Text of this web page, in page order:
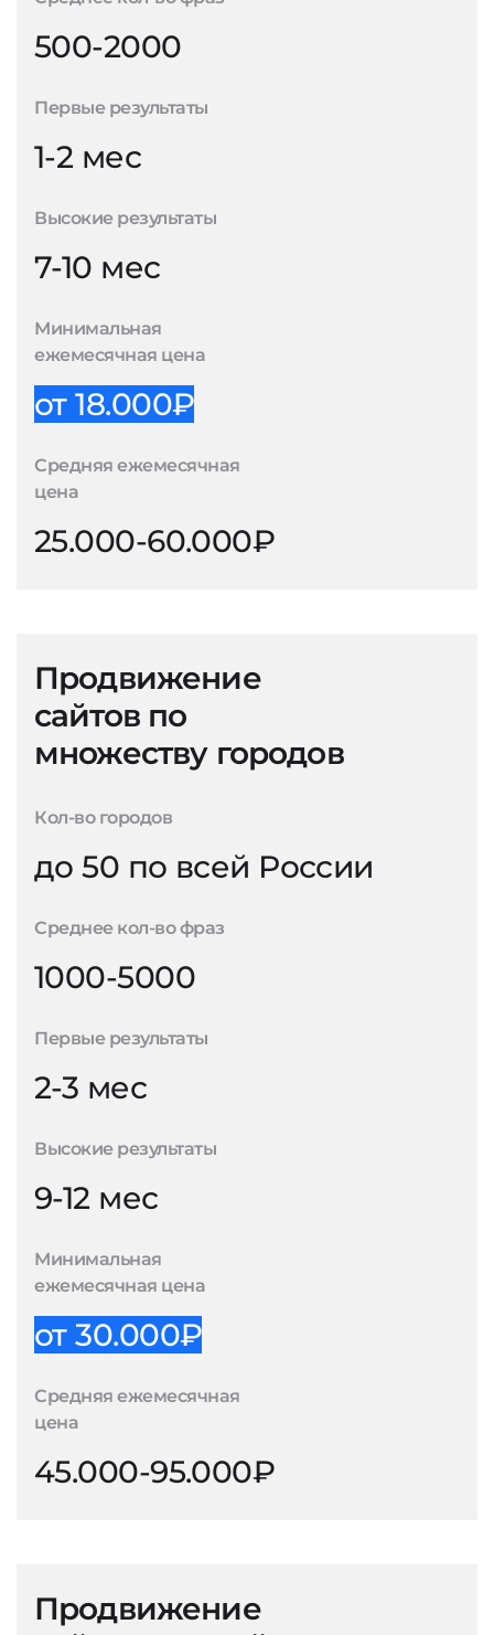
500-2000
Первые результаты
1-2 мес
Высокие результаты
7-10 мес
Минимальная
ежемесячная цена
от 18.000₽
Средняя ежемесячная
цена
25.000-60.000₽
Продвижение
сайтов по
множеству городов
Кол-во городов
до 50 по всей России
Среднее кол-во фраз
1000-5000
Первые результаты
2-3 мес
Высокие результаты
9-12 мес
Минимальная
ежемесячная цена
от 30.000₽
Средняя ежемесячная
цена
45.000-95.000₽
Продвижение